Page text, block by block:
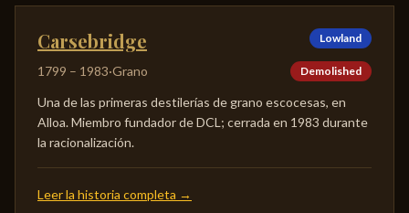
Carsebridge Lowland
1799 – 1983·Grano Demolished
Una de las primeras destilerías de grano escocesas, en
Alloa. Miembro fundador de DCL; cerrada en 1983 durante
la racionalización.
Leer la historia completa →